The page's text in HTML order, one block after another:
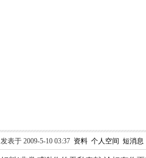
发表于 2009-5-10 03:37 资料 个人空间 短消息